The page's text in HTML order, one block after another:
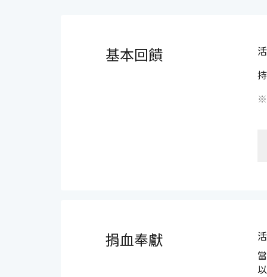
基本回饋
※
捐血奉獻